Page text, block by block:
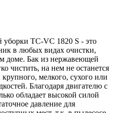
TC-VC 1820 S - это
в любых видах очистки,
доме. Бак из нержавеющей
чистить, на нем не останется
мелкого, сухого или
Благодаря двигателю с
обладает высокой силой
давление для